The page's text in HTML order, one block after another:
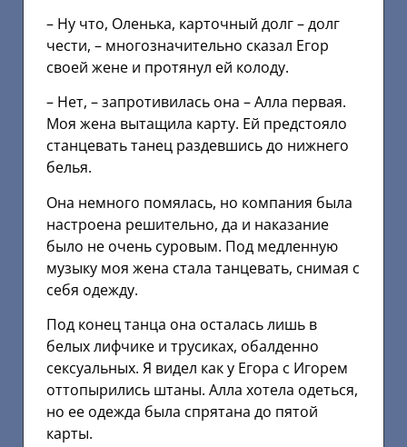
– Ну что, Оленька, карточный долг – долг
чести, – многозначительно сказал Егор
своей жене и протянул ей колоду.
– Нет, – запротивилась она – Алла первая.
Моя жена вытащила карту. Ей предстояло
станцевать танец раздевшись до нижнего
белья.
Она немного помялась, но компания была
настроена решительно, да и наказание
было не очень суровым. Под медленную
музыку моя жена стала танцевать, снимая с
себя одежду.
Под конец танца она осталась лишь в
белых лифчике и трусиках, обалденно
сексуальных. Я видел как у Егора с Игорем
оттопырились штаны. Алла хотела одеться,
но ее одежда была спрятана до пятой
карты.